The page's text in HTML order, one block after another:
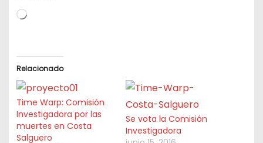
L
d
n
g
…
Relacionado
Time Warp: Comisión
Investigadora por las
muertes en Costa
Salguero
Se vota la Comisión
Investigadora